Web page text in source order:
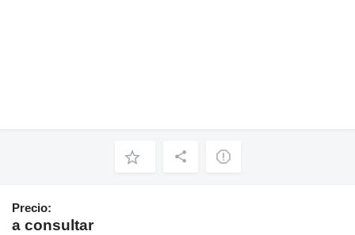
Precio:
a consultar